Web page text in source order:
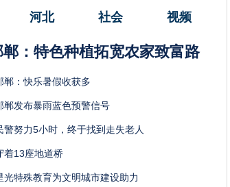
河北 社会 视频
：特色种植拓宽农家致富路
郸：快乐暑假收获多
郸发布暴雨蓝色预警信号
警努力5小时，终于找到走失老人
着13座地道桥
光特殊教育为文明城市建设助力